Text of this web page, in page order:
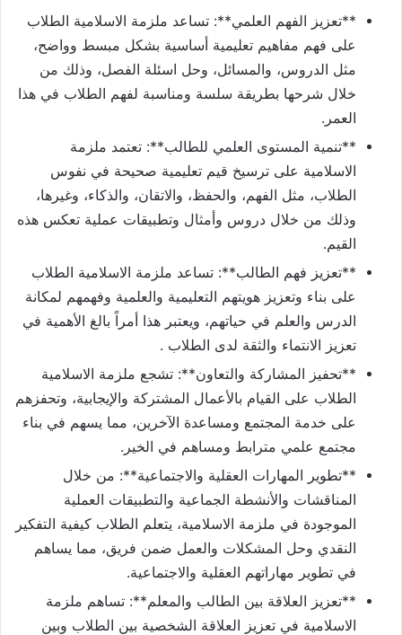
**تعزيز الفهم العلمي**: تساعد ملزمة الاسلامية الطلاب
على فهم مفاهيم تعليمية أساسية بشكل مبسط وواضح،
مثل الدروس، والمسائل، وحل اسئلة الفصل، وذلك من
خلال شرحها بطريقة سلسة ومناسبة لفهم الطلاب في هذا
العمر.
**تنمية المستوى العلمي للطالب**: تعتمد ملزمة
الاسلامية على ترسيخ قيم تعليمية صحيحة في نفوس
الطلاب، مثل الفهم، والحفظ، والاتقان، والذكاء، وغيرها،
وذلك من خلال دروس وأمثال وتطبيقات عملية تعكس هذه
القيم.
**تعزيز فهم الطالب**: تساعد ملزمة الاسلامية الطلاب
على بناء وتعزيز هويتهم التعليمية والعلمية وفهمهم لمكانة
الدرس والعلم في حياتهم، ويعتبر هذا أمراً بالغ الأهمية في
تعزيز الانتماء والثقة لدى الطلاب .
**تحفيز المشاركة والتعاون**: تشجع ملزمة الاسلامية
الطلاب على القيام بالأعمال المشتركة والإيجابية، وتحفزهم
على خدمة المجتمع ومساعدة الآخرين، مما يسهم في بناء
مجتمع علمي مترابط ومساهم في الخير.
**تطوير المهارات العقلية والاجتماعية**: من خلال
المناقشات والأنشطة الجماعية والتطبيقات العملية
الموجودة في ملزمة الاسلامية، يتعلم الطلاب كيفية التفكير
النقدي وحل المشكلات والعمل ضمن فريق، مما يساهم
في تطوير مهاراتهم العقلية والاجتماعية.
**تعزيز العلاقة بين الطالب والمعلم**: تساهم ملزمة
الاسلامية في تعزيز العلاقة الشخصية بين الطلاب وبين